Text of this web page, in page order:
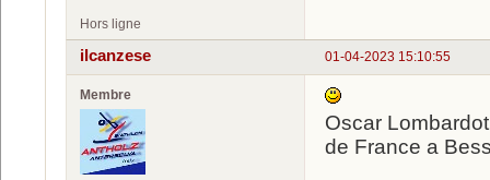
Hors ligne
01-04-2023 15:10:55
ilcanzese
Membre
Oscar
de France a